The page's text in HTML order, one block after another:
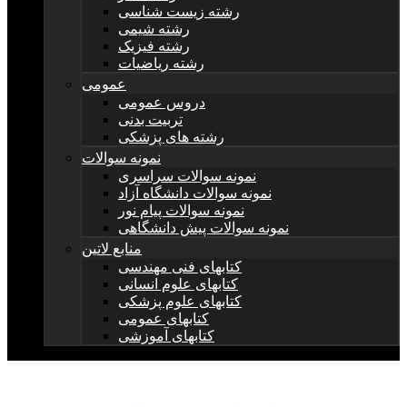
رشته زیست شناسی
رشته شیمی
رشته فیزیک
رشته ریاضیات
عمومی
دروس عمومی
تربیت بدنی
رشته های پزشکی
نمونه سوالات
نمونه سوالات سراسری
نمونه سوالات دانشگاه آزاد
نمونه سوالات پیام نور
نمونه سوالات پیش دانشگاهی
منابع لاتین
کتابهای فنی مهندسی
کتابهای علوم انسانی
کتابهای علوم پزشکی
کتابهای عمومی
کتابهای آموزشی